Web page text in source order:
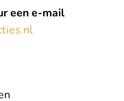
een e-mail